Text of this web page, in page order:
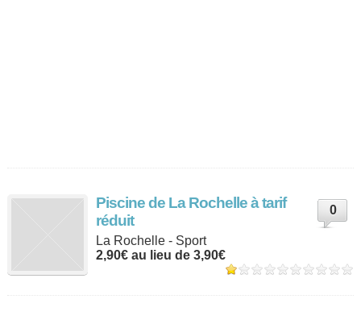
Piscine de La Rochelle à tarif
réduit
0
La Rochelle - Sport
2,90€ au lieu de 3,90€